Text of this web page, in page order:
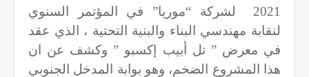
2021
لشركة “موريا” في المؤتمر السنوي
لنقابة مهندسي البناء والبنية التحتية ، الذي عقد
في معرض ” تل أبيب إكسبو ” وكشف عن ان
هذا المشروع الضخم، وهو بوابة المدخل الجنوبي